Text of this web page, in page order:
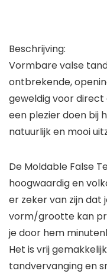
Beschrijving:
Vormbare valse
ontbrekende,
geweldig voor direct
een plezier doen bij
natuurlijk en mooi
De Moldable False
hoogwaardig en
er zeker van zijn dat
vorm/grootte kan
je door hem
Het is vrij
tandvervanging en